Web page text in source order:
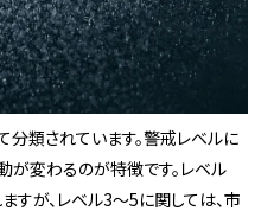
分類されています。警戒レベルに
が変わるのが特徴です。レベル
すが、レベル3〜5に関しては、市